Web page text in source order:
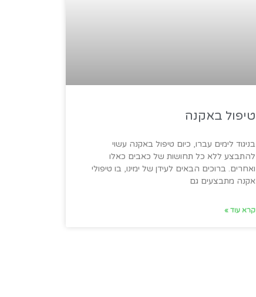
טיפול באקנה
בניגוד לימים עברו, כיום טיפול באקנה עשוי
להתבצע ללא כל תחושות של כאבים כאלו
ואחרים. ברוכים הבאים לעידן של ימינו, בו טיפולי
אקנה מתבצעים גם
קרא עוד »